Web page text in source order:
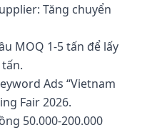
Tăng chuyển
MOQ 1-5 tấn để lấy
Ads “Vietnam
Fair 2026.
50.000-200.000